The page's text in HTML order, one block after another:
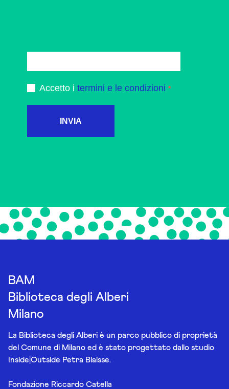
Accetto i termini e le condizioni
INVIA
BAM
Biblioteca degli Alberi
Milano
La Biblioteca degli Alberi è un parco pubblico di proprietà
del Comune di Milano ed è stato progettato dallo studio
Inside|Outside Petra Blaisse.
Fondazione Riccardo Catella